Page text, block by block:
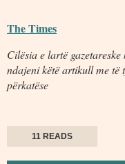
The Times
Cilësia e lartë
ndajeni këtë artikull me të
përkatëse
11 READS